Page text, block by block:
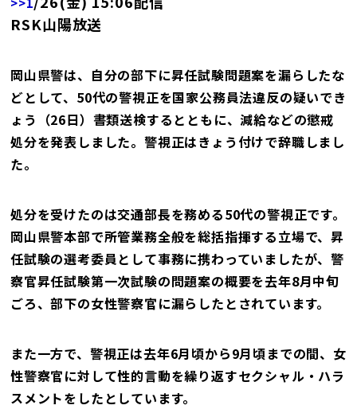
RSK山陽放送
岡山県警は、自分の部下に昇任試験問題案を漏らしたな
どとして、50代の警視正を国家公務員法違反の疑いでき
ょう（26日）書類送検するとともに、減給などの懲戒
処分を発表しました。警視正はきょう付けで辞職しまし
た。
処分を受けたのは交通部長を務める50代の警視正です。
岡山県警本部で所管業務全般を総括指揮する立場で、昇
任試験の選考委員として事務に携わっていましたが、警
察官昇任試験第一次試験の問題案の概要を去年8月中旬
ごろ、部下の女性警察官に漏らしたとされています。
また一方で、警視正は去年6月頃から9月頃までの間、女
性警察官に対して性的言動を繰り返すセクシャル・ハラ
スメントをしたとしています。